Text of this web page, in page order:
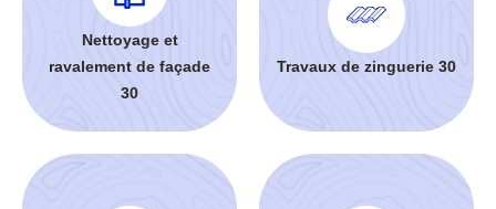
Nettoyage et
ravalement de façade
30
Travaux de zinguerie 30